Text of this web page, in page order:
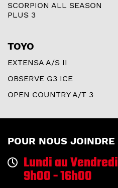
SCORPION ALL SEASON
PLUS 3
TOYO
EXTENSA A/S II
OBSERVE G3 ICE
OPEN COUNTRY A/T 3
POUR NOUS JOINDRE
Lundi au Vendredi
9h00 - 16h00